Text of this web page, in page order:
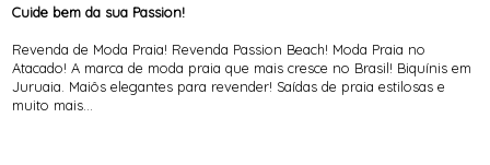
Cuide bem da sua Passion!
Revenda de Moda Praia! Revenda Passion Beach! Moda Praia no
Atacado! A marca de moda praia que mais cresce no Brasil! Biquínis em
Juruaia. Maiôs elegantes para revender! Saídas de praia estilosas e
muito mais...